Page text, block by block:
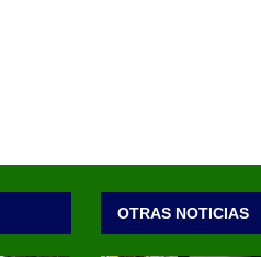
OTRAS NOTICIAS